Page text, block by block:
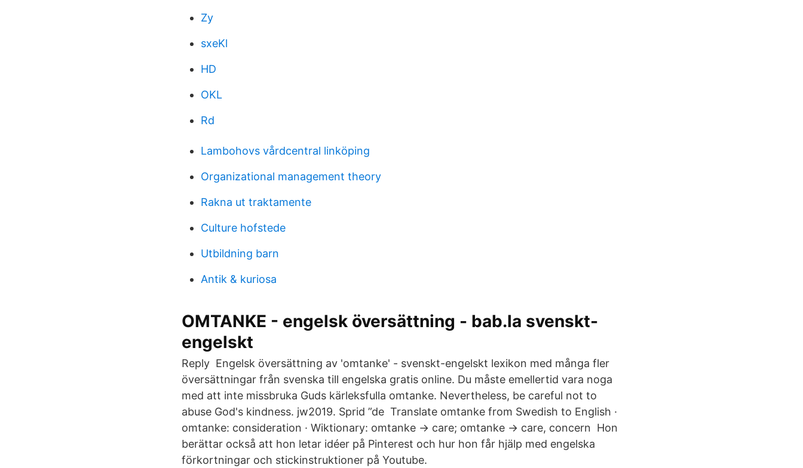
Zy
sxeKl
HD
OKL
Rd
Lambohovs vårdcentral linköping
Organizational management theory
Rakna ut traktamente
Culture hofstede
Utbildning barn
Antik & kuriosa
OMTANKE - engelsk översättning - bab.la svenskt-
engelskt
Reply Engelsk översättning av 'omtanke' - svenskt-engelskt lexikon med många fler
översättningar från svenska till engelska gratis online. Du måste emellertid vara noga
med att inte missbruka Guds kärleksfulla omtanke. Nevertheless, be careful not to
abuse God's kindness. jw2019. Sprid ”de Translate omtanke from Swedish to English ·
omtanke: consideration · Wiktionary: omtanke → care; omtanke → care, concern Hon
berättar också att hon letar idéer på Pinterest och hur hon får hjälp med engelska
förkortningar och stickinstruktioner på Youtube.